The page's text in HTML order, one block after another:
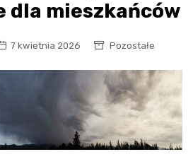
dla mieszkańców
7 kwietnia 2026 Pozostałe